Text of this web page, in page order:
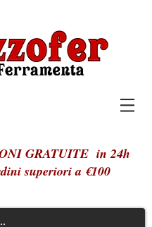
GRATUITE in 24h
superiori a €100